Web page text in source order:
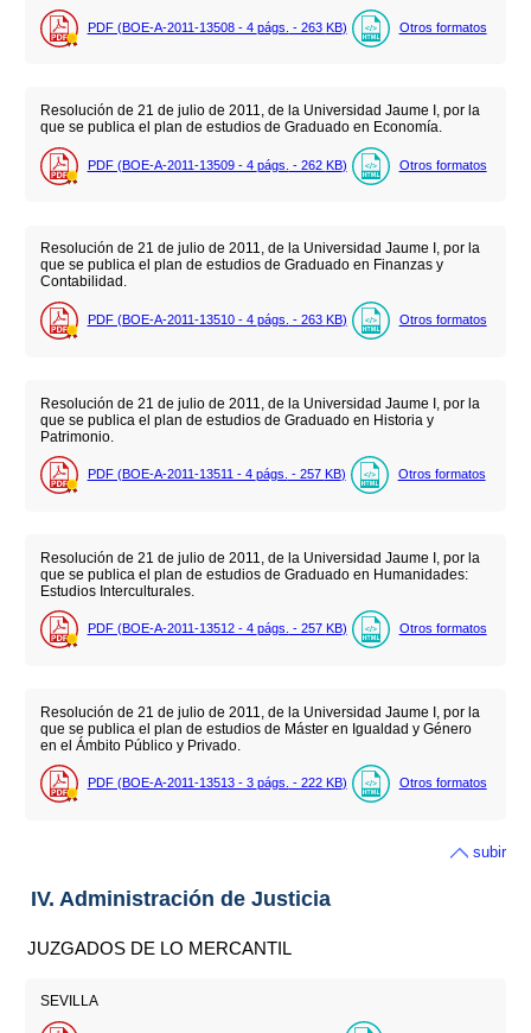
PDF (BOE-A-2011-13508 - 4 págs. - 263 KB) Otros formatos
Resolución de 21 de julio de 2011, de la Universidad Jaume I, por la
que se publica el plan de estudios de Graduado en Economía.
PDF (BOE-A-2011-13509 - 4 págs. - 262 KB) Otros formatos
Resolución de 21 de julio de 2011, de la Universidad Jaume I, por la
que se publica el plan de estudios de Graduado en Finanzas y
Contabilidad.
PDF (BOE-A-2011-13510 - 4 págs. - 263 KB) Otros formatos
Resolución de 21 de julio de 2011, de la Universidad Jaume I, por la
que se publica el plan de estudios de Graduado en Historia y
Patrimonio.
PDF (BOE-A-2011-13511 - 4 págs. - 257 KB) Otros formatos
Resolución de 21 de julio de 2011, de la Universidad Jaume I, por la
que se publica el plan de estudios de Graduado en Humanidades:
Estudios Interculturales.
PDF (BOE-A-2011-13512 - 4 págs. - 257 KB) Otros formatos
Resolución de 21 de julio de 2011, de la Universidad Jaume I, por la
que se publica el plan de estudios de Máster en Igualdad y Género
en el Ámbito Público y Privado.
PDF (BOE-A-2011-13513 - 3 págs. - 222 KB) Otros formatos
subir
IV. Administración de Justicia
JUZGADOS DE LO MERCANTIL
SEVILLA